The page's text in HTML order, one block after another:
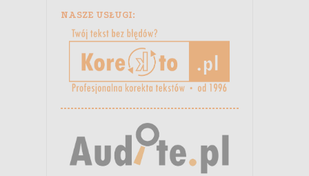
NASZE USŁUGI: